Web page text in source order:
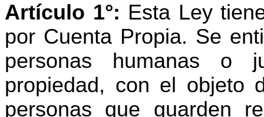
Artículo 1°: Esta Ley
por Cuenta Propia. Se
personas humanas o
propiedad, con el objeto
personas que guarden